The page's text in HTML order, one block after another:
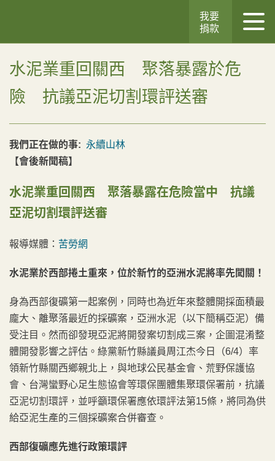
我要
捐款
水泥業重回關西 聚落暴露於危
險 抗議亞泥切割環評送審
我們正在做的事: 永續山林
【會後新聞稿】
水泥業重回關西 聚落暴露在危險當中 抗議
亞泥切割環評送審
報導媒體： 苦勞網
水泥業於西部捲土重來，位於新竹的亞洲水泥將率先闖關！
身為西部復礦第一起案例，同時也為近年來整體開採面積最
龐大、離聚落最近的採礦案，亞洲水泥（以下簡稱亞泥）備
受注目。然而卻發現亞泥將開發案切割成三案，企圖混淆整
體開發影響之評估。綠黨新竹縣議員周江杰今日（6/4）率
領新竹縣關西鄉親北上，與地球公民基金會、荒野保護協
會、台灣蠻野心足生態協會等環保團體集聚環保署前，抗議
亞泥切割環評，並呼籲環保署應依環評法第15條，將同為供
給亞泥生產的三個採礦案合併審查。
西部復礦應先進行政策環評